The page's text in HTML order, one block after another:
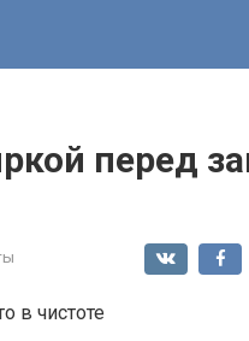
перед